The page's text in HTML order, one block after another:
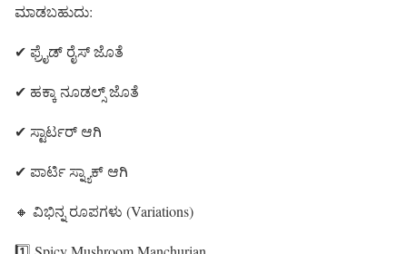
ಮಾಡಬಹುದು:
✔ ಫ್ರೈಡ್ ರೈಸ್ ಜೊತೆ
✔ ಹಕ್ಕಾ ನೂಡಲ್ಸ್ ಜೊತೆ
✔ ಸ್ಟಾರ್ಟರ್ ಆಗಿ
✔ ಪಾರ್ಟಿ ಸ್ನ್ಯಾಕ್ ಆಗಿ
🔸 ವಿಭಿನ್ನ ರೂಪಗಳು (Variations)